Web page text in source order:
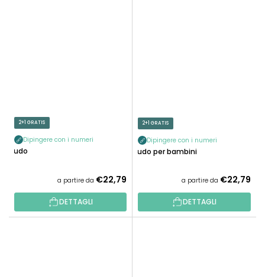
2+1 GRATIS
Dipingere con i numeri
Ludo
a partire da €22,79
DETTAGLI
2+1 GRATIS
Dipingere con i numeri
Ludo per bambini
a partire da €22,79
DETTAGLI